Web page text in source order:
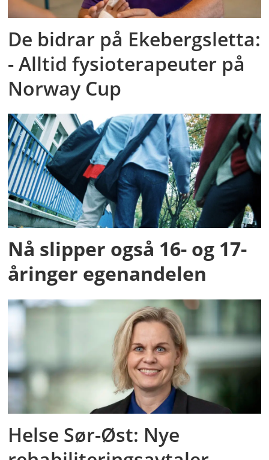
De bidrar på Ekebergsletta:
- Alltid fysioterapeuter på
Norway Cup
Nå slipper også 16- og 17-
åringer egenandelen
Helse Sør-Øst: Nye